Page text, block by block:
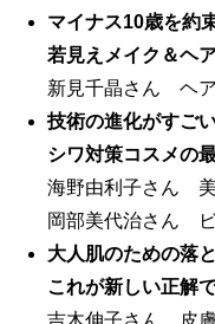
マイナス10歳を約束
若見えメイク＆ヘ
新見千晶さん ヘア
技術の進化がすご
シワ対策コスメの
海野由利子さん 美
岡部美代治さん
大人肌のための落
これが新しい正解で
吉木伸子さん 皮